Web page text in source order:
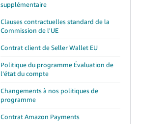
supplémentaire
Clauses contractuelles standard de la
Commission de l'UE
Contrat client de Seller Wallet EU
Politique du programme Évaluation de
l’état du compte
Changements à nos politiques de
programme
Contrat Amazon Payments